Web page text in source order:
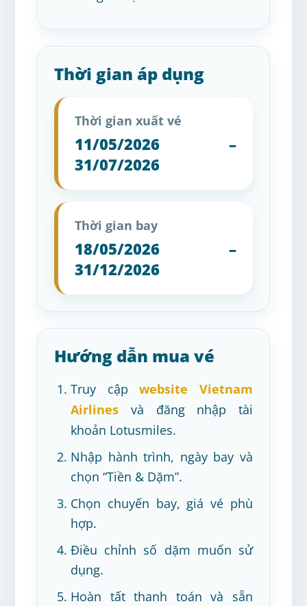
Thời gian áp dụng
Thời gian xuất vé
11/05/2026 –
31/07/2026
Thời gian bay
18/05/2026 –
31/12/2026
Hướng dẫn mua vé
Truy cậpwebsite Vietnam
Airlines và đăng nhập tài
khoản Lotusmiles.
Nhập hành trình, ngày bay và
chọn “Tiền & Dặm”.
Chọn chuyến bay, giá vé phù
hợp.
Điều chỉnh số dặm muốn sử
dụng.
Hoàn tất thanh toán và sẵn